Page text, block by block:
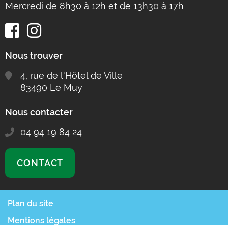
Mercredi de 8h30 à 12h et de 13h30 à 17h
Nous trouver
4, rue de l'Hôtel de Ville
83490 Le Muy
Nous contacter
04 94 19 84 24
CONTACT
Plan du site
Mentions légales